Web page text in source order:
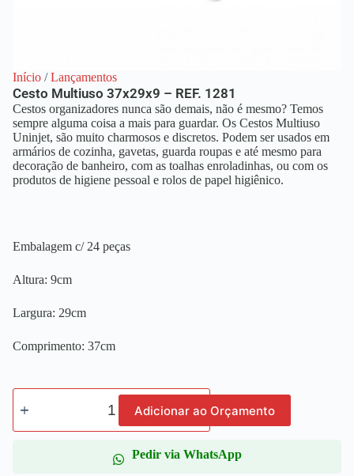
Início /Lançamentos
Cesto Multiuso 37x29x9 – REF. 1281
Cestos organizadores nunca são demais, não é mesmo? Temos
sempre alguma coisa a mais para guardar. Os Cestos Multiuso
Uninjet, são muito charmosos e discretos. Podem ser usados em
armários de cozinha, gavetas, guarda roupas e até mesmo para
decoração de banheiro, com as toalhas enroladinhas, ou com os
produtos de higiene pessoal e rolos de papel higiênico.
Embalagem c/ 24 peças
Altura: 9cm
Largura: 29cm
Comprimento: 37cm
Adicionar ao Orçamento
Pedir via WhatsApp